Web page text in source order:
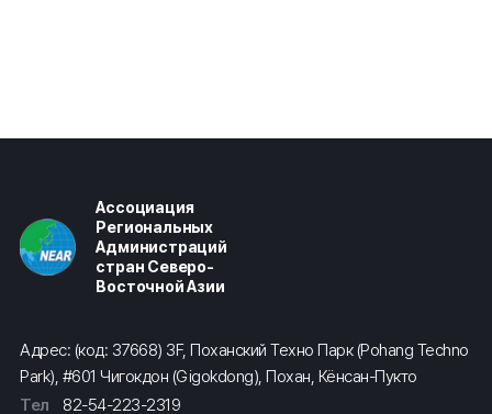
Ассоциация
Региональных
Администраций
стран Северо-
Восточной Азии
Адрес: (код: 37668) 3F, Поханский Техно Парк (Pohang Techno
Park), #601 Чигокдон (Gigokdong), Похан, Кёнсан-Пукто
Тел
82-54-223-2319